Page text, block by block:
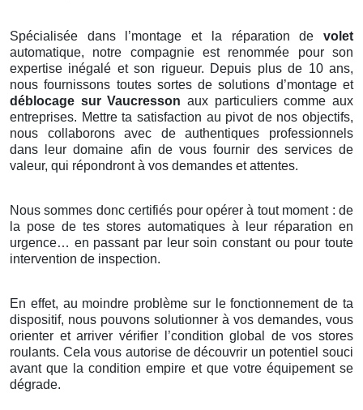
Spécialisée dans l’montage et la réparation de volet
automatique, notre compagnie est renommée pour son
expertise inégalé et son rigueur. Depuis plus de 10 ans,
nous fournissons toutes sortes de solutions d’montage et
déblocage sur Vaucresson aux particuliers comme aux
entreprises. Mettre ta satisfaction au pivot de nos objectifs,
nous collaborons avec de authentiques professionnels
dans leur domaine afin de vous fournir des services de
valeur, qui répondront à vos demandes et attentes.
Nous sommes donc certifiés pour opérer à tout moment : de
la pose de tes stores automatiques à leur réparation en
urgence… en passant par leur soin constant ou pour toute
intervention de inspection.
En effet, au moindre problème sur le fonctionnement de ta
dispositif, nous pouvons solutionner à vos demandes, vous
orienter et arriver vérifier l’condition global de vos stores
roulants. Cela vous autorise de découvrir un potentiel souci
avant que la condition empire et que votre équipement se
dégrade.